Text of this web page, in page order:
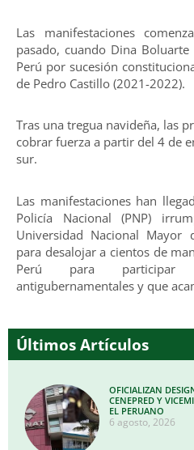
Las manifestaciones
pasado, cuando Dina
Perú por sucesión
de Pedro Castillo (2021-2022).
Tras una tregua navideña, las
cobrar fuerza a partir del 4 de
sur.
Las manifestaciones han
Policía Nacional (PNP)
Universidad Nacional Mayor
para desalojar a cientos de
Perú para
antigubernamentales y que
Últimos Artículos
OFICIALIZAN
CENEPRED Y
EL PERUANO
6 agosto, 2026